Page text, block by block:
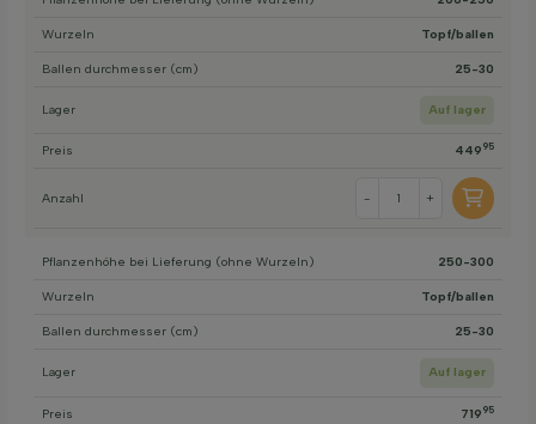
Wurzeln Topf/ballen
Ballen durchmesser (cm) 25-30
Lager Auf lager
Preis 449 95
Anzahl - +
Pflanzenhöhe bei Lieferung (ohne Wurzeln) 250-300
Wurzeln Topf/ballen
Ballen durchmesser (cm) 25-30
Lager Auf lager
Preis 719 95